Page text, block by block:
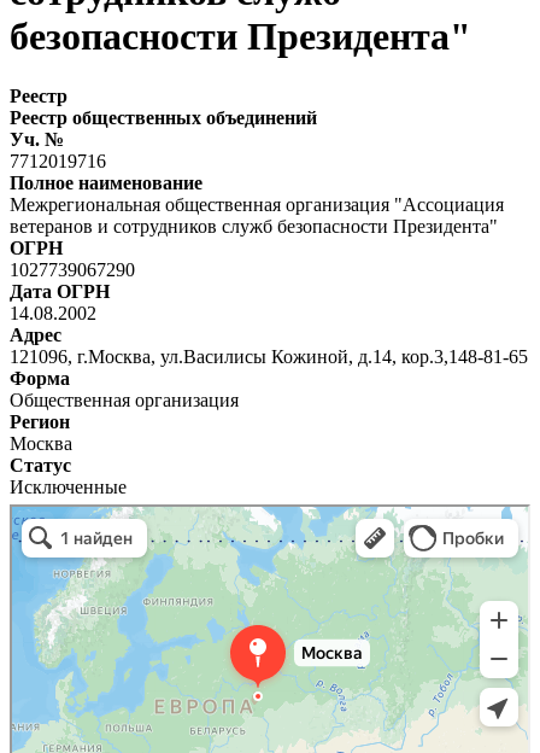
безопасности Президента"
Реестр
Реестр общественных объединений
Уч. №
7712019716
Полное наименование
Межрегиональная общественная организация "Ассоциация
ветеранов и сотрудников служб безопасности Президента"
ОГРН
1027739067290
Дата ОГРН
14.08.2002
Адрес
121096, г.Москва, ул.Василисы Кожиной, д.14, кор.3,148-81-65
Форма
Общественная организация
Регион
Москва
Статус
Исключенные